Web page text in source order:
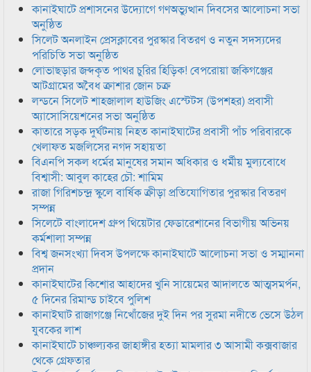
কানাইঘাটে প্রশাসনের উদ্যোগে গণঅভ্যুত্থান দিবসের আলোচনা সভা
অনুষ্ঠিত
সিলেট অনলাইন প্রেসক্লাবের পুরস্কার বিতরণ ও নতুন সদস্যদের
পরিচিতি সভা অনুষ্ঠিত
লোভাছড়ার জব্দকৃত পাথর চুরির হিড়িক! বেপরোয়া জকিগঞ্জের
আটগ্রামের অবৈধ ক্রাশার জোন চক্র
লন্ডনে সিলেট শাহজালাল হাউজিং এস্টেটস (উপশহর) প্রবাসী
অ্যাসোসিয়েশনের সভা অনুষ্ঠিত
কাতারে সড়ক দুর্ঘটনায় নিহত কানাইঘাটের প্রবাসী পাঁচ পরিবারকে
খেলাফত মজলিসের নগদ সহায়তা
বিএনপি সকল ধর্মের মানুষের সমান অধিকার ও ধর্মীয় মুল্যবোধে
বিশ্বাসী: আবুল কাহের চৌ: শামিম
রাজা গিরিশচন্দ্র স্কুলে বার্ষিক ক্রীড়া প্রতিযোগিতার পুরস্কার বিতরণ
সম্পন্ন
সিলেটে বাংলাদেশ গ্রুপ থিয়েটার ফেডারেশানের বিভাগীয় অভিনয়
কর্মশালা সম্পন্ন
বিশ্ব জনসংখ্যা দিবস উপলক্ষে কানাইঘাটে আলোচনা সভা ও সম্মাননা
প্রদান
কানাইঘাটের কিশোর আহাদের খুনি সায়েমের আদালতে আত্মসমর্পন,
৫ দিনের রিমান্ড চাইবে পুলিশ
কানাইঘাট রাজাগঞ্জে নিখোঁজের দুই দিন পর সুরমা নদীতে ভেসে উঠল
যুবকের লাশ
কানাইঘাটে চাঞ্চল্যকর জাহাঙ্গীর হত্যা মামলার ৩ আসামী কক্সবাজার
থেকে গ্রেফতার